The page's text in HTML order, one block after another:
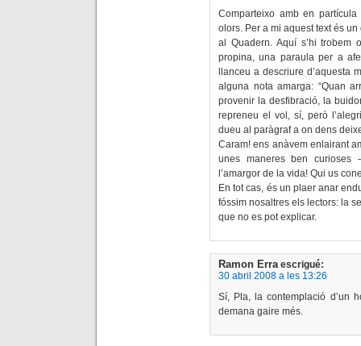
Comparteixo amb en
olors. Per a mi aquest text és
al Quadern. Aquí s’hi
propina, una paraula per a
llanceu a descriure d’aquesta
alguna nota amarga: “Quan
provenir la desfibració, la
repreneu el vol, sí, però
dueu al paràgraf a on dens
Caram! ens anàvem enlairant
unes maneres ben
l’amargor de la vida! Qui us
En tot cas, és un plaer anar
fóssim nosaltres els lectors: la
que no es pot explicar.
Ramon Erra escrigué:
30 abril 2008 a les 13:26
Sí, Pla, la contemplació d’un
demana gaire més.